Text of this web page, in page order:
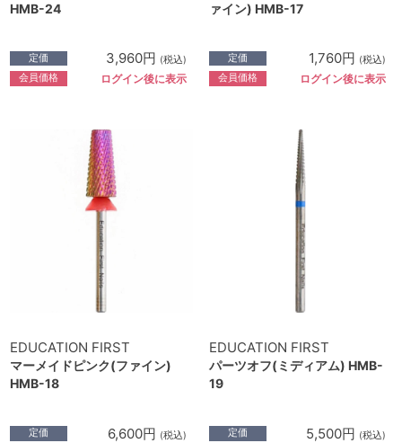
HMB-24
定価 3,960円 (税込)
会員価格 ログイン後に表示
ァイン) HMB-17
定価 1,760円 (税込)
会員価格 ログイン後に表示
EDUCATION FIRST
マーメイドピンク(ファイン)
HMB-18
定価 6,600円 (税込)
EDUCATION FIRST
パーツオフ(ミディアム) HMB-
19
定価 5,500円 (税込)